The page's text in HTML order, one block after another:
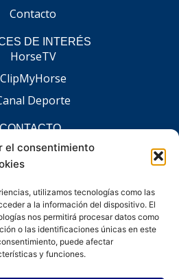
el consentimiento
utilizamos tecnologías como las
a la información del dispositivo. El
nos permitirá procesar datos como
o las identificaciones únicas en este
puede afectar
y funciones.
Contacto
DE INTERÉS
HorseTV
ClipMyHorse
Deporte
todo el ámbito nacional
L
i
n
k
e
d
E
n
v
e
l
o
W
h
a
t
s